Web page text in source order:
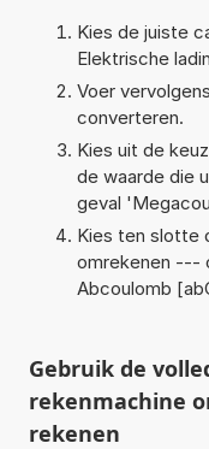
Kies de juiste
Elektrische
Voer
converteren.
Kies uit de
de waarde die
geval '
Kies ten slotte
omrekenen ---
Abcoulomb
Gebruik de
rekenmachine
rekenen